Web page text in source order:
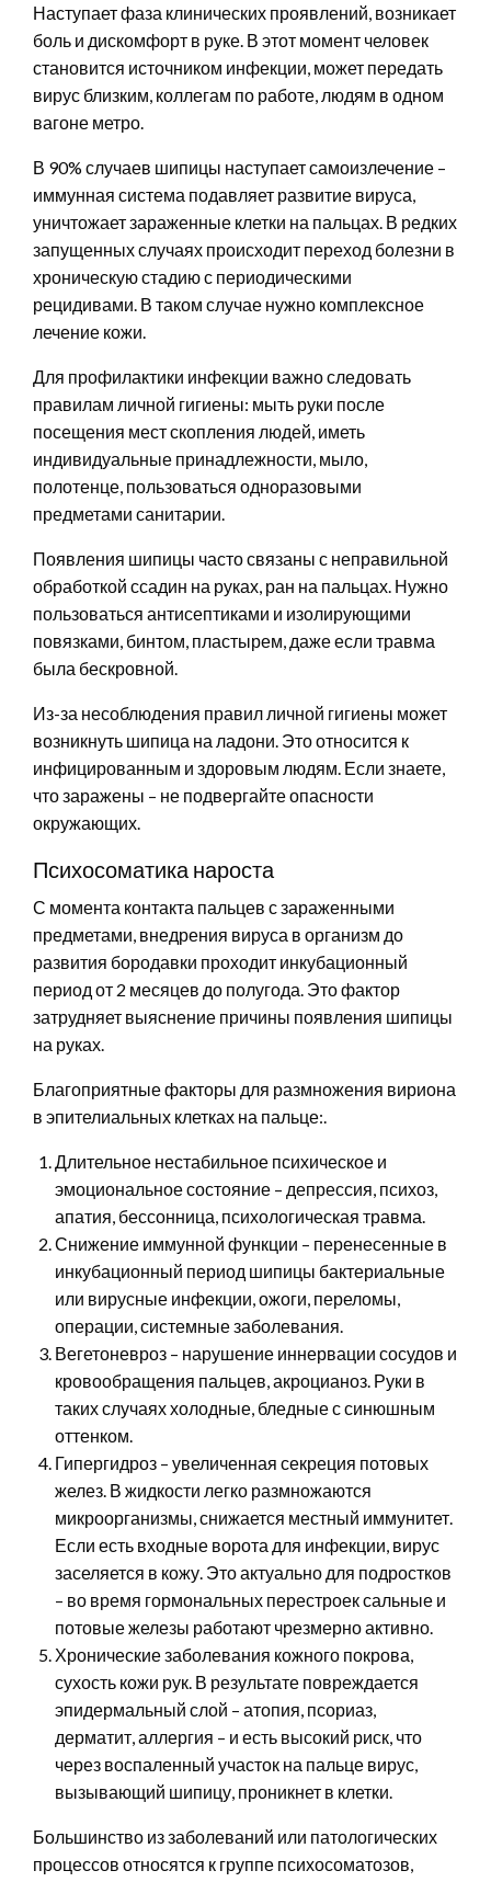
Наступает фаза клинических проявлений, возникает
боль и дискомфорт в руке. В этот момент человек
становится источником инфекции, может передать
вирус близким, коллегам по работе, людям в одном
вагоне метро.
В 90% случаев шипицы наступает самоизлечение –
иммунная система подавляет развитие вируса,
уничтожает зараженные клетки на пальцах. В редких
запущенных случаях происходит переход болезни в
хроническую стадию с периодическими
рецидивами. В таком случае нужно комплексное
лечение кожи.
Для профилактики инфекции важно следовать
правилам личной гигиены: мыть руки после
посещения мест скопления людей, иметь
индивидуальные принадлежности, мыло,
полотенце, пользоваться одноразовыми
предметами санитарии.
Появления шипицы часто связаны с неправильной
обработкой ссадин на руках, ран на пальцах. Нужно
пользоваться антисептиками и изолирующими
повязками, бинтом, пластырем, даже если травма
была бескровной.
Из-за несоблюдения правил личной гигиены может
возникнуть шипица на ладони. Это относится к
инфицированным и здоровым людям. Если знаете,
что заражены – не подвергайте опасности
окружающих.
Психосоматика нароста
С момента контакта пальцев с зараженными
предметами, внедрения вируса в организм до
развития бородавки проходит инкубационный
период от 2 месяцев до полугода. Это фактор
затрудняет выяснение причины появления шипицы
на руках.
Благоприятные факторы для размножения вириона
в эпителиальных клетках на пальце:.
Длительное нестабильное психическое и
эмоциональное состояние – депрессия, психоз,
апатия, бессонница, психологическая травма.
Снижение иммунной функции – перенесенные в
инкубационный период шипицы бактериальные
или вирусные инфекции, ожоги, переломы,
операции, системные заболевания.
Вегетоневроз – нарушение иннервации сосудов и
кровообращения пальцев, акроцианоз. Руки в
таких случаях холодные, бледные с синюшным
оттенком.
Гипергидроз – увеличенная секреция потовых
желез. В жидкости легко размножаются
микроорганизмы, снижается местный иммунитет.
Если есть входные ворота для инфекции, вирус
заселяется в кожу. Это актуально для подростков
– во время гормональных перестроек сальные и
потовые железы работают чрезмерно активно.
Хронические заболевания кожного покрова,
сухость кожи рук. В результате повреждается
эпидермальный слой – атопия, псориаз,
дерматит, аллергия – и есть высокий риск, что
через воспаленный участок на пальце вирус,
вызывающий шипицу, проникнет в клетки.
Большинство из заболеваний или патологических
процессов относятся к группе психосоматозов,